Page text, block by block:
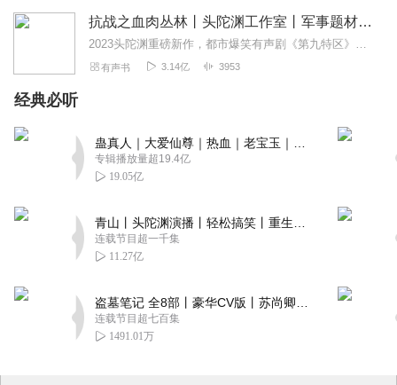
抗战之血肉丛林丨头陀渊工作室丨军事题材丨多人有声剧
2023头陀渊重磅新作，都市爆笑有声剧《第九特区》，点击收听！内容简介岛寇荼毒，痛及滇西，谁无血气，忍弃边陲，桓桓将士，不顾艰危，十荡十决，甘死如饴，座中有...
有声书 3.14亿 3953
经典必听
专辑播放量超19.4亿
19.05亿
连载节目超一千集
11.27亿
连载节目超七百集
1491.01万